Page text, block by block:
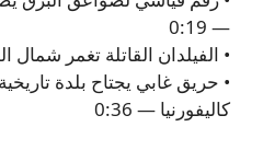
— 0:19
• الفيلدان القاتلة تغمر شمال
• حريق غابي يجتاح بلدة
كاليفورنيا — 0:36